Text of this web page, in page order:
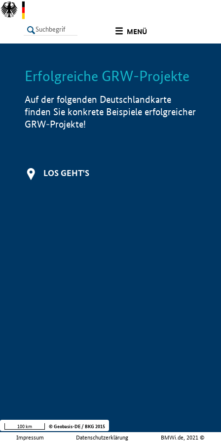
MENÜ
LISTE Info
Erfolgreiche GRW-Projekte
Auf der folgenden Deutschlandkarte
finden Sie konkrete Beispiele erfolgreicher
GRW-Projekte!
LOS GEHT'S
Impressum Datenschutzerklärung BMWi.de, 2021 ©
100 km © Geobasis-DE / BKG 2015